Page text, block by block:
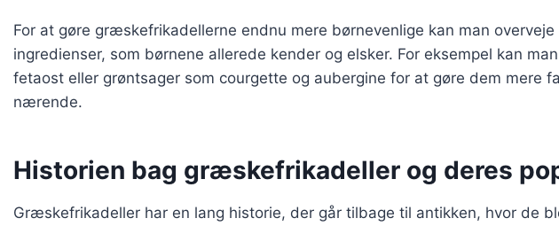
For at gøre græskefrikadellerne endnu mere børnevenlige kan man
ingredienser, som børnene allerede kender og elsker. For eksempel kan
fetaost eller grøntsager som courgette og aubergine for at gøre dem mere
nærende.
Historien bag græskefrikadeller og deres
Græskefrikadeller har en lang historie, der går tilbage til antikken, hvor de